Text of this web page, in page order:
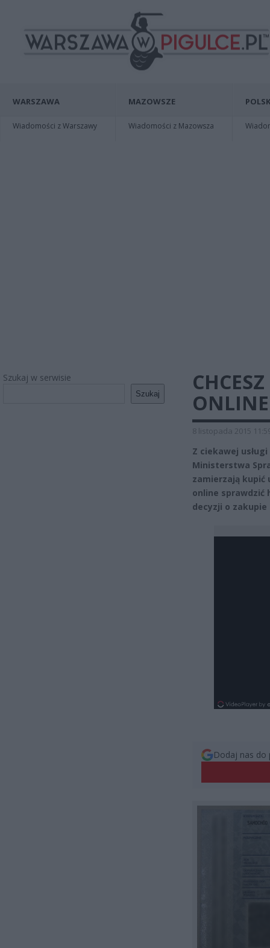
WARSZAWA
Wiadomości z Warszawy
MAZOWSZE
Wiadomości z Mazowsza
Szukaj w serwisie
Szukaj
ONLINE
8 listopada 2015
Z ciekawej
Ministerstwa
zamierzają kupić
online sprawdzić
decyzji o
Dodaj nas do